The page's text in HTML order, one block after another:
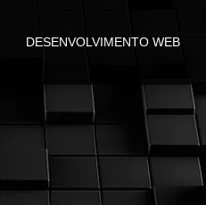
DESENVOLVIMENTO WEB